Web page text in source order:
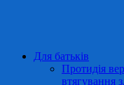
Для батьків
Протидія
втягування